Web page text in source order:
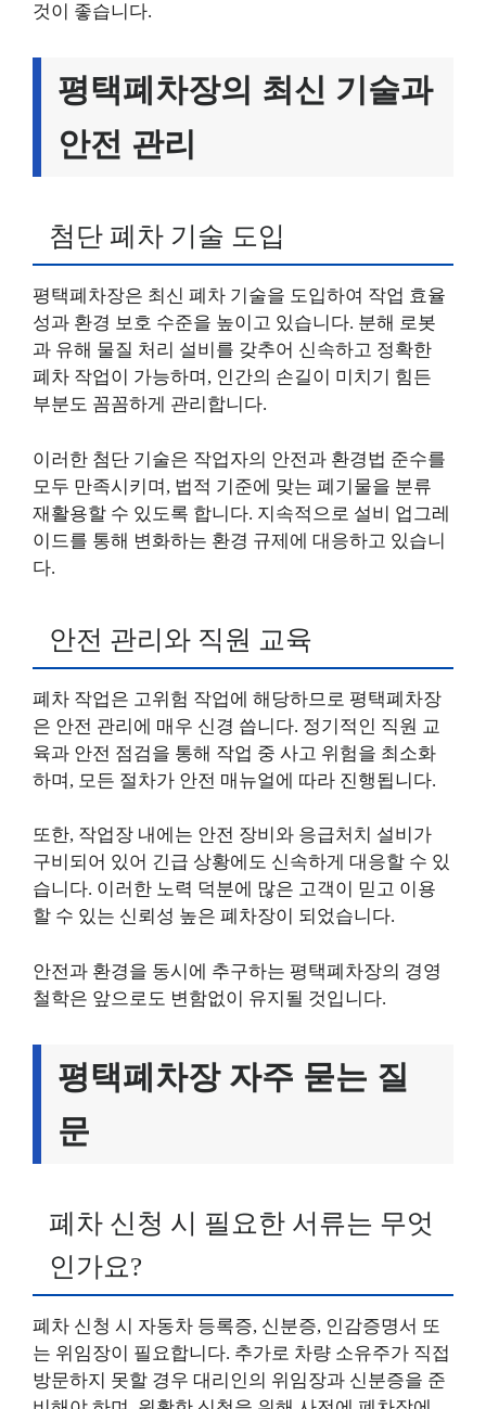
것이 좋습니다.
평택폐차장의 최신 기술과
안전 관리
첨단 폐차 기술 도입
평택폐차장은 최신 폐차 기술을 도입하여 작업 효율
성과 환경 보호 수준을 높이고 있습니다. 분해 로봇
과 유해 물질 처리 설비를 갖추어 신속하고 정확한
폐차 작업이 가능하며, 인간의 손길이 미치기 힘든
부분도 꼼꼼하게 관리합니다.
이러한 첨단 기술은 작업자의 안전과 환경법 준수를
모두 만족시키며, 법적 기준에 맞는 폐기물을 분류
재활용할 수 있도록 합니다. 지속적으로 설비 업그레
이드를 통해 변화하는 환경 규제에 대응하고 있습니
다.
안전 관리와 직원 교육
폐차 작업은 고위험 작업에 해당하므로 평택폐차장
은 안전 관리에 매우 신경 씁니다. 정기적인 직원 교
육과 안전 점검을 통해 작업 중 사고 위험을 최소화
하며, 모든 절차가 안전 매뉴얼에 따라 진행됩니다.
또한, 작업장 내에는 안전 장비와 응급처치 설비가
구비되어 있어 긴급 상황에도 신속하게 대응할 수 있
습니다. 이러한 노력 덕분에 많은 고객이 믿고 이용
할 수 있는 신뢰성 높은 폐차장이 되었습니다.
안전과 환경을 동시에 추구하는 평택폐차장의 경영
철학은 앞으로도 변함없이 유지될 것입니다.
평택폐차장 자주 묻는 질
문
폐차 신청 시 필요한 서류는 무엇
인가요?
폐차 신청 시 자동차 등록증, 신분증, 인감증명서 또
는 위임장이 필요합니다. 추가로 차량 소유주가 직접
방문하지 못할 경우 대리인의 위임장과 신분증을 준